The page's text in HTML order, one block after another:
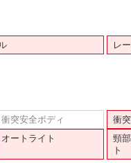
レ
衝突安全ボディ 衝
オートライト
頸
ト